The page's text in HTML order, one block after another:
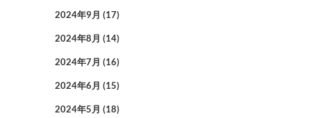
2024年9月 (17)
2024年8月 (14)
2024年7月 (16)
2024年6月 (15)
2024年5月 (18)